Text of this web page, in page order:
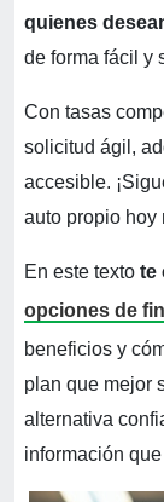
quienes
de forma fácil y
Con tasas
solicitud ágil,
accesible.
auto propio hoy
En este texto te
opciones de
beneficios y
plan que mejor
alternativa
información